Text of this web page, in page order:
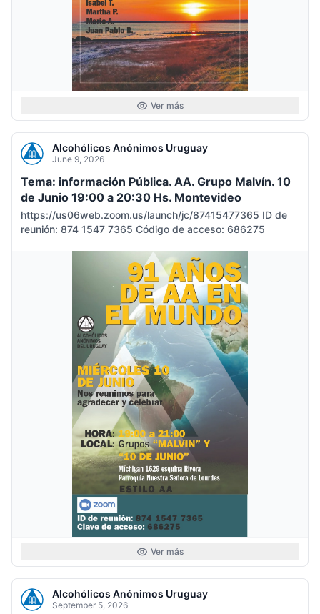
Ver más
Alcohólicos Anónimos Uruguay
June 9, 2026
Tema: información Pública. AA. Grupo Malvín. 10
de Junio 19:00 a 20:30 Hs. Montevideo
https://us06web.zoom.us/launch/jc/87415477365 ID de
reunión: 874 1547 7365 Código de acceso: 686275
Ver más
Alcohólicos Anónimos Uruguay
September 5, 2026